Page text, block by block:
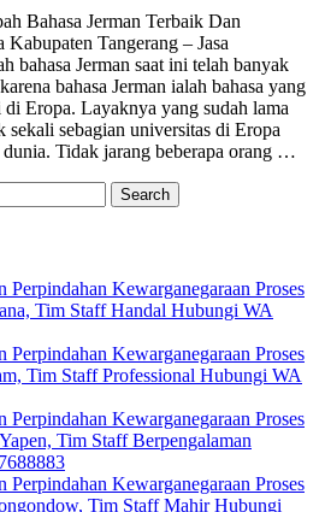
Bahasa Jerman Terbaik Dan
Tangerang – Jasa
bahasa Jerman saat ini telah banyak
bahasa Jerman ialah bahasa yang
Eropa. Layaknya yang sudah lama
sekali sebagian universitas di Eropa
Tidak jarang beberapa orang …
Perpindahan Kewarganegaraan Proses
Tim Staff Handal Hubungi WA
Perpindahan Kewarganegaraan Proses
Tim Staff Professional Hubungi WA
Perpindahan Kewarganegaraan Proses
Tim Staff Berpengalaman
Perpindahan Kewarganegaraan Proses
Tim Staff Mahir Hubungi